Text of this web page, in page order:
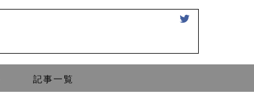
記事一覧